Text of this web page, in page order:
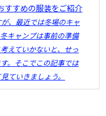
すすめの服装をご紹介
、最近では冬場のキャ
キャンプは事前の準備
えていかないと、せっ
。そこでこの記事では
ていきましょう。